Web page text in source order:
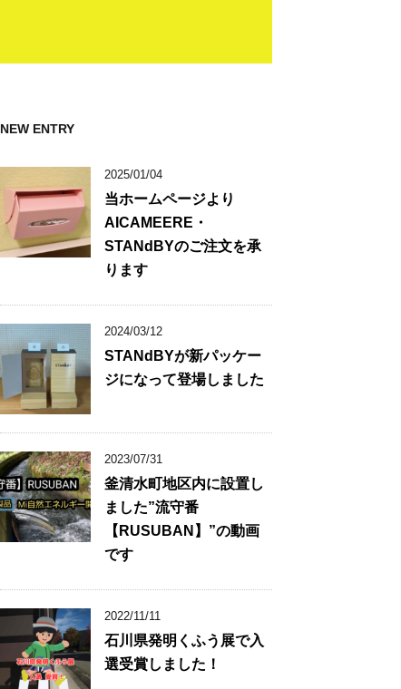
NEW ENTRY
2025/01/04
当ホームページより
AICAMEERE・
STANdBYのご注文を承
ります
2024/03/12
STANdBYが新パッケー
ジになって登場しました
2023/07/31
釜清水町地区内に設置し
ました”流守番
【RUSUBAN】”の動画
です
2022/11/11
石川県発明くふう展で入
選受賞しました！